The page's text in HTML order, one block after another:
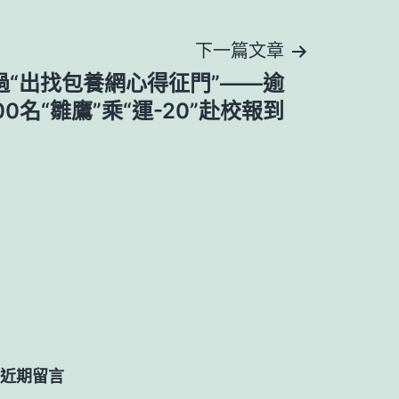
下一篇文章
“出找包養網心得征門”——逾
名“雛鷹”乘“運-20”赴校報到
近期留言